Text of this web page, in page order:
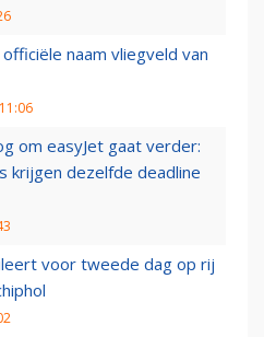
naam vliegveld van
om easyJet gaat verder:
krijgen dezelfde deadline
voor tweede dag op rij